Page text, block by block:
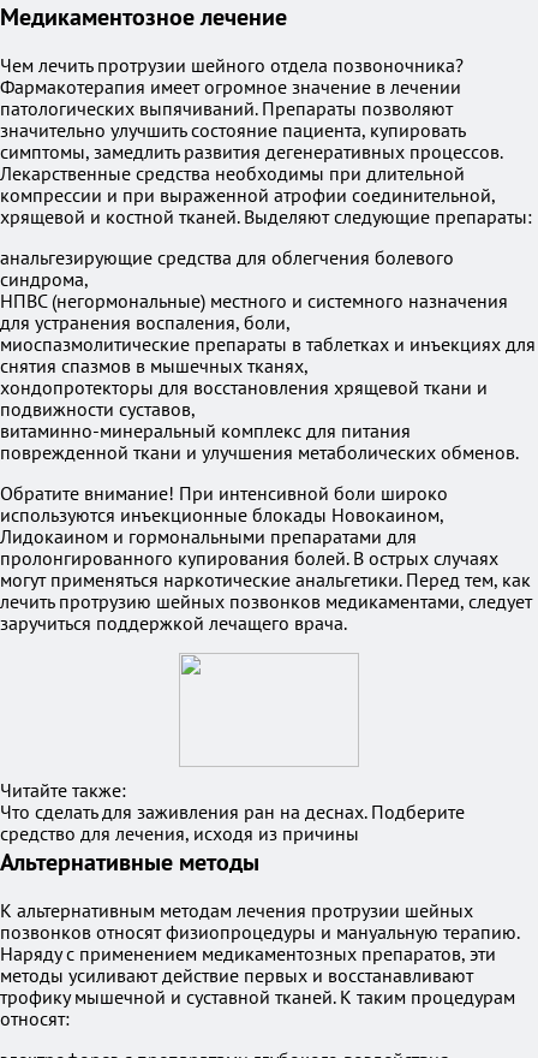
Медикаментозное лечение
Чем лечить протрузии шейного отдела позвоночника?
Фармакотерапия имеет огромное значение в лечении
патологических выпячиваний. Препараты позволяют
значительно улучшить состояние пациента, купировать
симптомы, замедлить развития дегенеративных процессов.
Лекарственные средства необходимы при длительной
компрессии и при выраженной атрофии соединительной,
хрящевой и костной тканей. Выделяют следующие препараты:
анальгезирующие средства для облегчения болевого
синдрома,
НПВС (негормональные) местного и системного назначения
для устранения воспаления, боли,
миоспазмолитические препараты в таблетках и инъекциях для
снятия спазмов в мышечных тканях,
хондопротекторы для восстановления хрящевой ткани и
подвижности суставов,
витаминно-минеральный комплекс для питания
поврежденной ткани и улучшения метаболических обменов.
Обратите внимание! При интенсивной боли широко
используются инъекционные блокады Новокаином,
Лидокаином и гормональными препаратами для
пролонгированного купирования болей. В острых случаях
могут применяться наркотические анальгетики. Перед тем, как
лечить протрузию шейных позвонков медикаментами, следует
заручиться поддержкой лечащего врача.
Читайте также:
Что сделать для заживления ран на деснах. Подберите
средство для лечения, исходя из причины
Альтернативные методы
К альтернативным методам лечения протрузии шейных
позвонков относят физиопроцедуры и мануальную терапию.
Наряду с применением медикаментозных препаратов, эти
методы усиливают действие первых и восстанавливают
трофику мышечной и суставной тканей. К таким процедурам
относят: